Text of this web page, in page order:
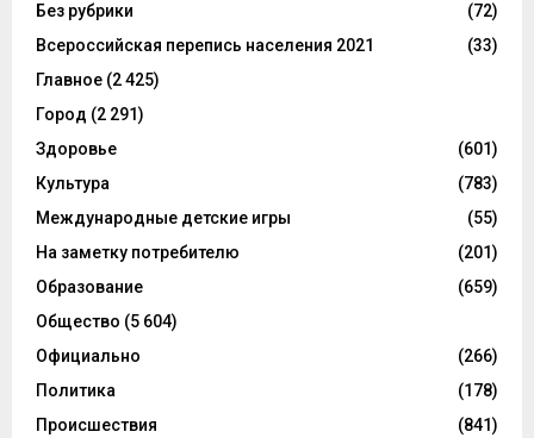
Без рубрики
(72)
Всероссийская перепись населения 2021
(33)
Главное (2 425)
Город (2 291)
Здоровье
(601)
Культура
(783)
Международные детские игры
(55)
На заметку потребителю
(201)
Образование
(659)
Общество (5 604)
Официально
(266)
Политика
(178)
Происшествия
(841)